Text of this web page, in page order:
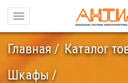
Навигация
Главная
Каталог
Шкафы